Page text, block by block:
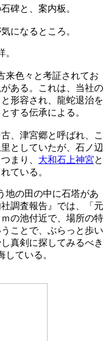
碑と、案内板。
になるところ。
来色々と考証されてお
ある。これは、当社の
形容され、龍蛇退治を
する伝承による。
、津宮郷と呼ばれ、こ
としていたが、石ノ辺
まり、 大和石上神宮と
ている。
地の田の中に石塔があ
調査報告』では、「元
の池付近で、場所の特
ことで、ぶらっと歩い
真剣に探してみるべき
している。